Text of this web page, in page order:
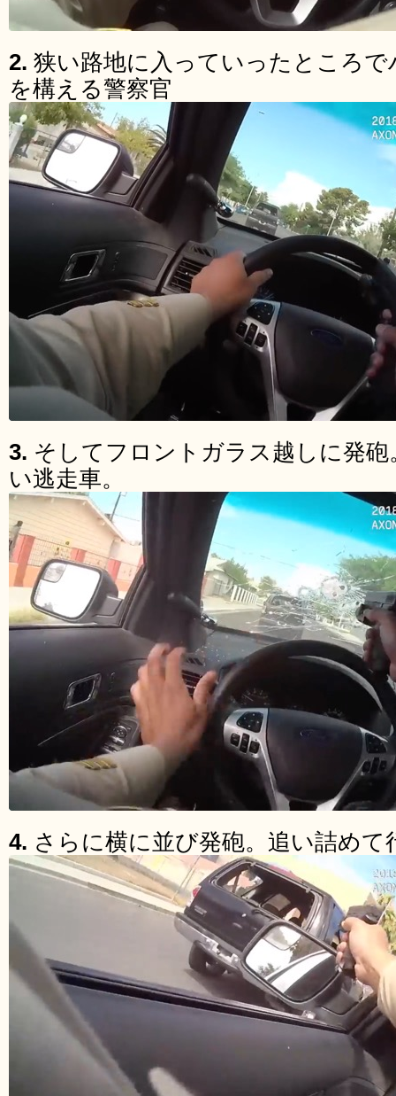
2. 狭い路地に入っていったところ
を構える警察官
3. そしてフロントガラス越しに発
い逃走車。
4. さらに横に並び発砲。追い詰めて